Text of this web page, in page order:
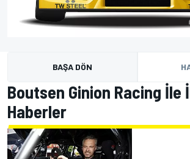
BAŞA DÖN
Boutsen Ginion Racing İle
Haberler